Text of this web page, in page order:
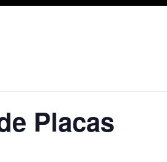
Placas